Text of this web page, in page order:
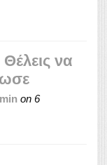
να
on 6